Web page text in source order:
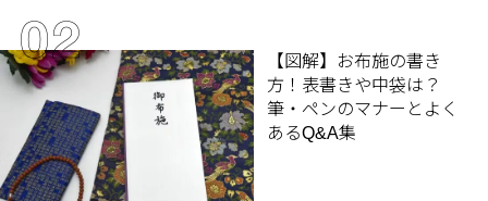
【図解】お布施の書き
方！表書きや中袋は？
筆・ペンのマナーとよく
あるQ&A集